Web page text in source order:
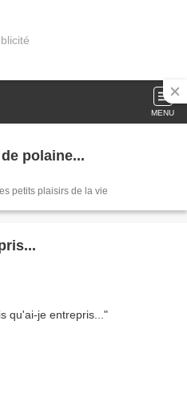
MENU
polaine...
petits plaisirs de la vie